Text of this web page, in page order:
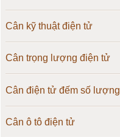
Cân kỹ thuật điện tử
Cân trọng lượng điện tử
Cân điện tử đếm số lượng
Cân ô tô điện tử